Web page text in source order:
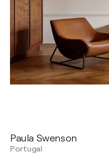
Paula Swenson
Portugal